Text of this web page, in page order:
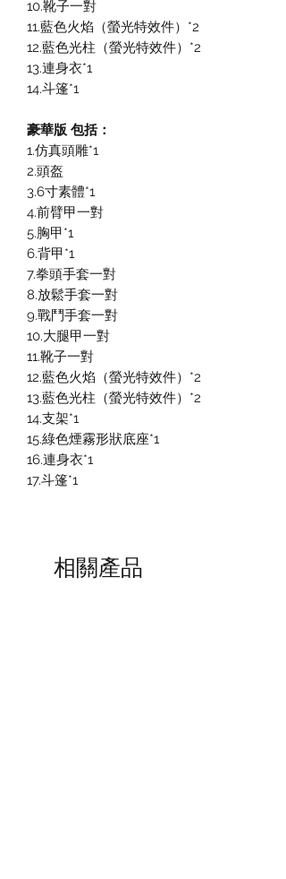
10.靴子一對
11.藍色火焰（螢光特效件）*2
12.藍色光柱（螢光特效件）*2
13.連身衣*1
14.斗篷*1
豪華版 包括：
1.仿真頭雕*1
2.頭盔
3.6寸素體*1
4.前臂甲一對
5.胸甲*1
6.背甲*1
7.拳頭手套一對
8.放鬆手套一對
9.戰鬥手套一對
10.大腿甲一對
11.靴子一對
12.藍色火焰（螢光特效件）*2
13.藍色光柱（螢光特效件）*2
14.支架*1
15.綠色煙霧形狀底座*1
16.連身衣*1
17.斗篷*1
相關產品